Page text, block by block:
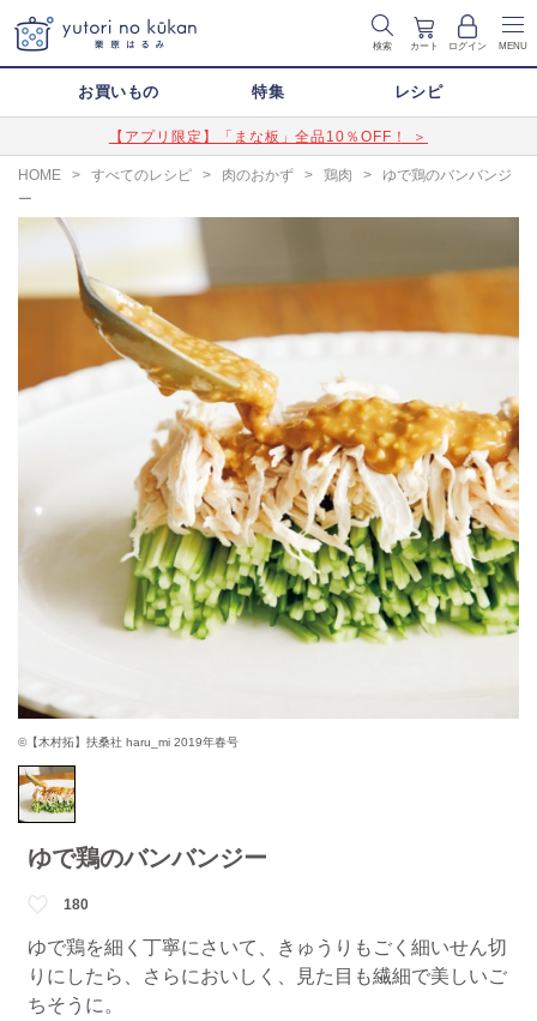
検索 カート ログイン MENU
お買いもの 特集 レシピ
【アプリ限定】「まな板」全品10％OFF！ ＞
HOME > すべてのレシピ > 肉のおかず > 鶏肉 >
ゆで鶏のバンバンジ
ー
©【木村拓】扶桑社 haru_mi 2019年春号
ゆで鶏のバンバンジー
180
ゆで鶏を細く丁寧にさいて、きゅうりもごく細いせん切
りにしたら、さらにおいしく、見た目も繊細で美しいご
ちそうに。